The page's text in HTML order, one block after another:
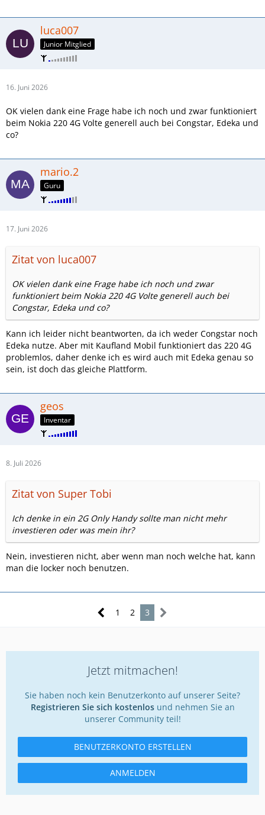
luca007
Junior Mitglied
16. Juni 2026
OK vielen dank eine Frage habe ich noch und zwar funktioniert
beim Nokia 220 4G Volte generell auch bei Congstar, Edeka und
co?
mario.2
Guru
17. Juni 2026
Zitat von luca007
OK vielen dank eine Frage habe ich noch und zwar
funktioniert beim Nokia 220 4G Volte generell auch bei
Congstar, Edeka und co?
Kann ich leider nicht beantworten, da ich weder Congstar noch
Edeka nutze. Aber mit Kaufland Mobil funktioniert das 220 4G
problemlos, daher denke ich es wird auch mit Edeka genau so
sein, ist doch das gleiche Plattform.
geos
Inventar
8. Juli 2026
Zitat von Super Tobi
Ich denke in ein 2G Only Handy sollte man nicht mehr
investieren oder was mein ihr?
Nein, investieren nicht, aber wenn man noch welche hat, kann
man die locker noch benutzen.
1 2 3
Jetzt mitmachen!
Sie haben noch kein Benutzerkonto auf unserer Seite?
Registrieren Sie sich kostenlosund nehmen Sie an
unserer Community teil!
BENUTZERKONTO ERSTELLEN
ANMELDEN